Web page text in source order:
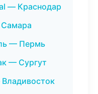
— Краснодар
— Пермь
— Сургут